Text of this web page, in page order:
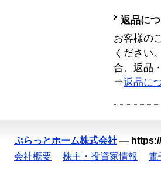
返品に
お客様の
ください
合、返品
⇒返品に
ぷらっとホーム株式会社 —
会社概要
株主・投資家情報 電